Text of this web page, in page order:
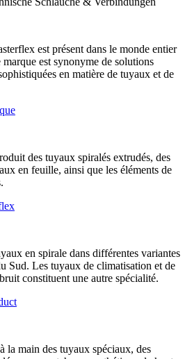
est présent dans le monde entier
est synonyme de solutions
en matière de tuyaux et de
des tuyaux spiralés extrudés, des
en feuille, ainsi que les éléments de
en spirale dans différentes variantes
Sud. Les tuyaux de climatisation et de
constituent une autre spécialité.
la main des tuyaux spéciaux, des